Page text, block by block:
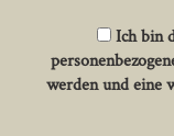
Ich bin
werden und eine